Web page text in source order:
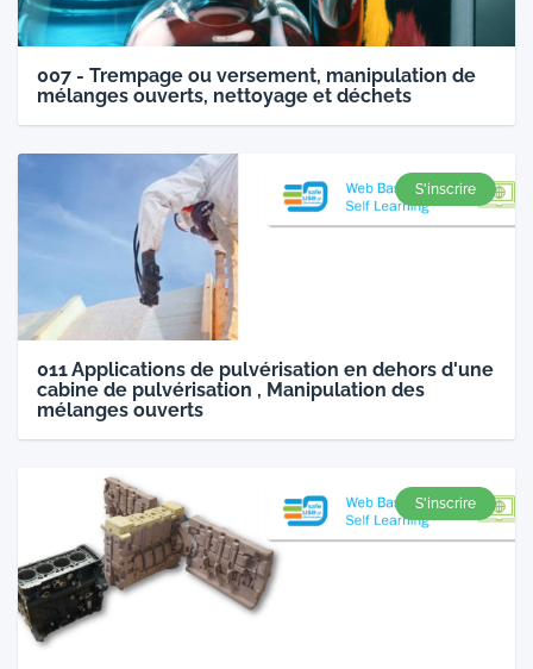
007 - Trempage ou versement, manipulation de
mélanges ouverts, nettoyage et déchets
S'inscrire
011 Applications de pulvérisation en dehors d'une
cabine de pulvérisation , Manipulation des
mélanges ouverts
S'inscrire